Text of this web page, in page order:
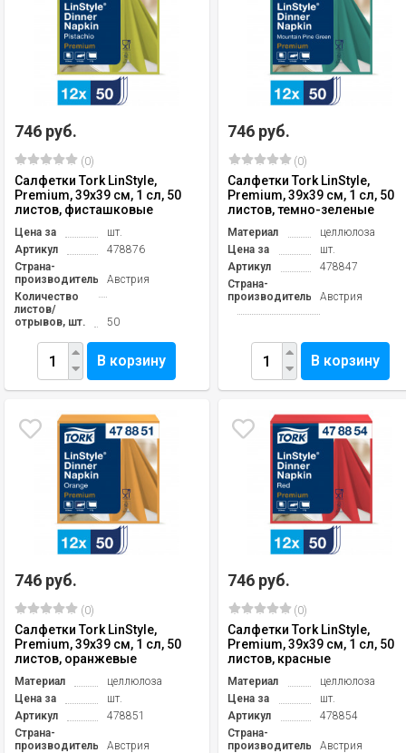
746 руб.
(0)
Салфетки Tork LinStyle,
Premium, 39х39 см, 1 сл, 50
листов, фисташковые
Цена за
шт.
Артикул
478876
Страна-
производитель
Австрия
Количество
листов/
отрывов, шт.
50
В корзину
746 руб.
(0)
Салфетки Tork LinStyle,
Premium, 39х39 см, 1 сл, 50
листов, темно-зеленые
Материал
целлюлоза
Цена за
шт.
Артикул
478847
Страна-
производитель
Австрия
В корзину
746 руб.
(0)
Салфетки Tork LinStyle,
Premium, 39х39 см, 1 сл, 50
листов, оранжевые
Материал
целлюлоза
Цена за
шт.
Артикул
478851
Страна-
производитель
Австрия
746 руб.
(0)
Салфетки Tork LinStyle,
Premium, 39х39 см, 1 сл, 50
листов, красные
Материал
целлюлоза
Цена за
шт.
Артикул
478854
Страна-
производитель
Австрия